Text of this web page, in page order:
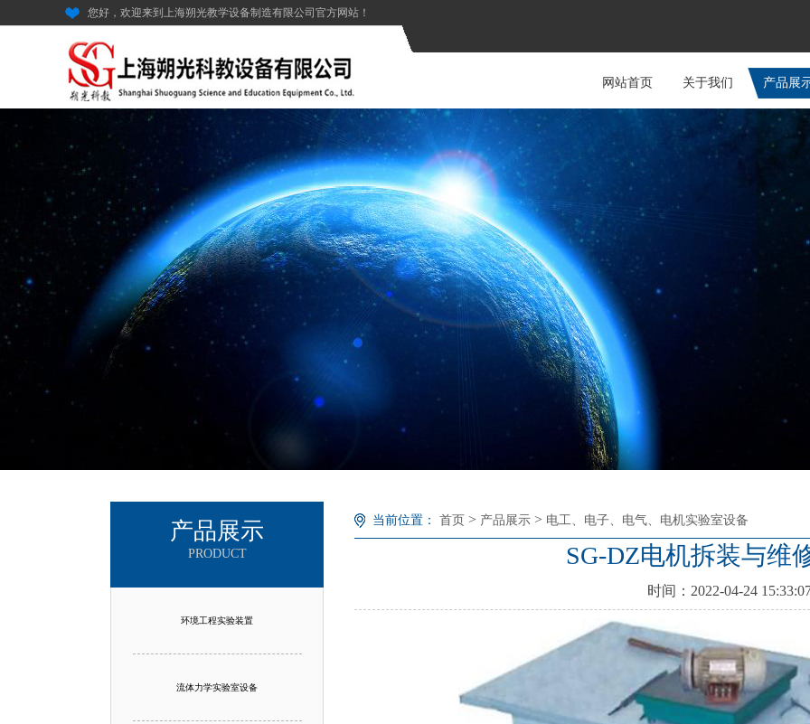
您好，欢迎来到上海朔光教学设备制造有限公司官方网站！
网站首页 关于我们 产品展
产品展示
PRODUCT
环境工程实验装置
流体力学实验室设备
当前位置： 首页 > 产品展示 > 电工、电子、电气、电机实验室设备
SG-DZ电机拆装与维
时间：2022-04-24